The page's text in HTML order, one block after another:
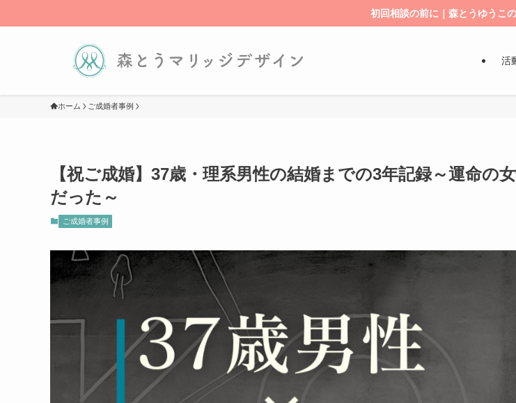
初回相談の前に｜森とうゆうこ
活
ホーム ご成婚者事例
【祝ご成婚】37歳・理系男性の結婚までの3年記録～運命の
だった～
ご成婚者事例